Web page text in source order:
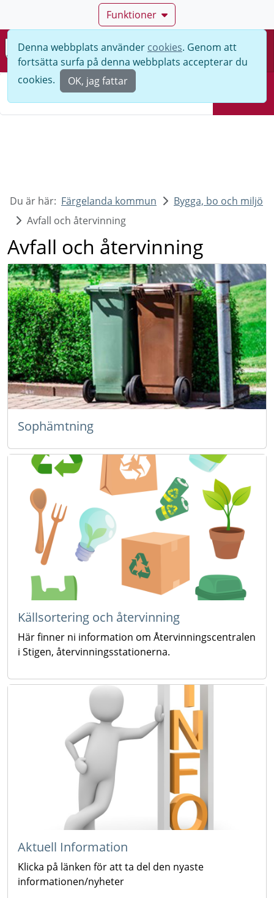
Funktioner
Meny
Denna webbplats använder cookies. Genom att
fortsätta surfa på denna webbplats accepterar du
cookies.
OK, jag fattar
Du är här: Färgelanda kommun
Bygga, bo och miljö
Avfall och återvinning
Avfall och återvinning
Sophämtning
Källsortering och återvinning
Här finner ni information om Återvinningscentralen
i Stigen, återvinningsstationerna.
Aktuell Information
Klicka på länken för att ta del den nyaste
informationen/nyheter